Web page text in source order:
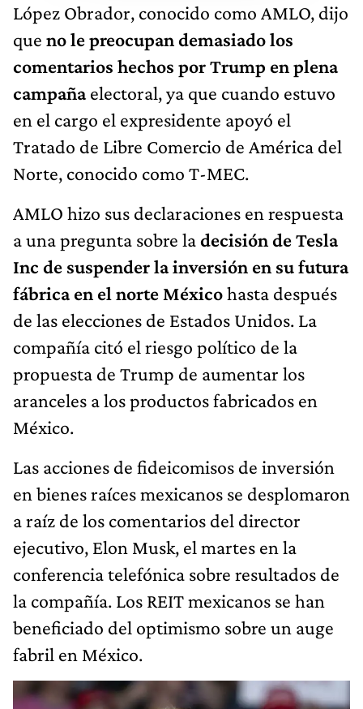
López Obrador, conocido como AMLO, dijo
que no le preocupan demasiado los
comentarios hechos por Trump en plena
campañaelectoral, ya que cuando estuvo
en el cargo el expresidente apoyó el
Tratado de Libre Comercio de América del
Norte, conocido como T-MEC.
AMLO hizo sus declaraciones en respuesta
a una pregunta sobre ladecisión de Tesla
Inc de suspender la inversión en su futura
fábrica en el norte Méxicohasta después
de las elecciones de Estados Unidos. La
compañía citó el riesgo político de la
propuesta de Trump de aumentar los
aranceles a los productos fabricados en
México.
Las acciones de fideicomisos de inversión
en bienes raíces mexicanos se desplomaron
a raíz de los comentarios del director
ejecutivo, Elon Musk, el martes en la
conferencia telefónica sobre resultados de
la compañía. Los REIT mexicanos se han
beneficiado del optimismo sobre un auge
fabril en México.